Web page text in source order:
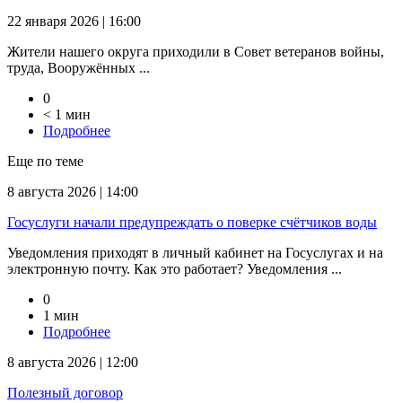
22 января 2026 | 16:00
Жители нашего округа приходили в Совет ветеранов войны,
труда, Вооружённых ...
0
< 1 мин
Подробнее
Еще по теме
8 августа 2026 | 14:00
Госуслуги начали предупреждать о поверке счётчиков воды
Уведомления приходят в личный кабинет на Госуслугах и на
электронную почту. Как это работает? Уведомления ...
0
1 мин
Подробнее
8 августа 2026 | 12:00
Полезный договор